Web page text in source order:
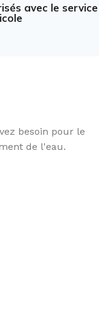
avec le service
besoin pour le
de l'eau.